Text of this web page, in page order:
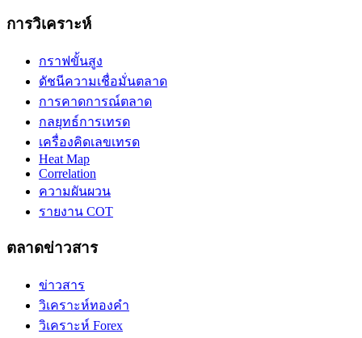
การวิเคราะห์
กราฟขั้นสูง
ดัชนีความเชื่อมั่นตลาด
การคาดการณ์ตลาด
กลยุทธ์การเทรด
เครื่องคิดเลขเทรด
Heat Map
Correlation
ความผันผวน
รายงาน COT
ตลาดข่าวสาร
ข่าวสาร
วิเคราะห์ทองคำ
วิเคราะห์ Forex